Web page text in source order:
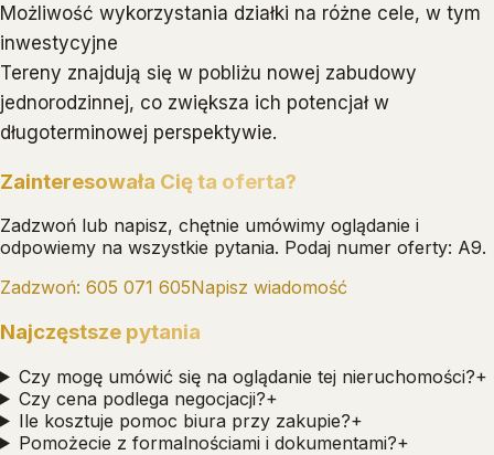
Możliwość wykorzystania działki na różne cele, w tym
inwestycyjne
Tereny znajdują się w pobliżu nowej zabudowy
jednorodzinnej, co zwiększa ich potencjał w
długoterminowej perspektywie.
Zainteresowała Cię ta oferta?
Zadzwoń lub napisz, chętnie umówimy oglądanie i
odpowiemy na wszystkie pytania. Podaj numer oferty: A9.
Zadzwoń: 605 071 605Napisz wiadomość
Najczęstsze pytania
Czy mogę umówić się na oglądanie tej nieruchomości?+
Czy cena podlega negocjacji?+
Ile kosztuje pomoc biura przy zakupie?+
Pomożecie z formalnościami i dokumentami?+